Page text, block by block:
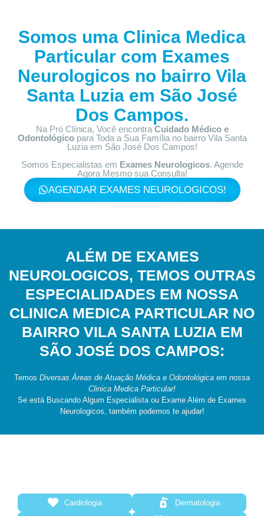
Somos uma Clinica Medica
Particular com Exames
Neurologicos no bairro Vila
Santa Luzia em São José
Dos Campos.
Na Pró Clínica, Você encontra Cuidado Médico e
Odontológicopara Toda a Sua Família no bairro Vila Santa
Luzia em São José Dos Campos!
Somos Especialistas em Exames Neurologicos. Agende
Agora Mesmo sua Consulta!
AGENDAR EXAMES NEUROLOGICOS!
ALÉM DE EXAMES
NEUROLOGICOS, TEMOS OUTRAS
ESPECIALIDADES EM NOSSA
CLINICA MEDICA PARTICULAR NO
BAIRRO VILA SANTA LUZIA EM
SÃO JOSÉ DOS CAMPOS:
Temos Diversas Áreas de Atuação Médica e Odontológica em nossa
Clinica Medica Particular!
Se está Buscando Algum Especialista ou Exame Além de Exames
Neurologicos, também podemos te ajudar!
Cardiologia Dermatologia